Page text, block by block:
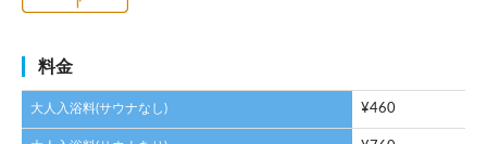
料金
大人入浴料(サウナなし) ¥460